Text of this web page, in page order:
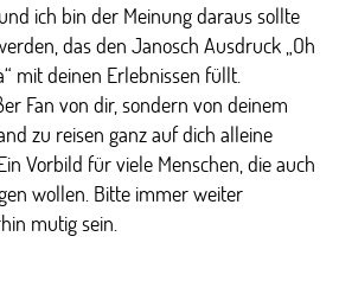
ich bin der Meinung daraus sollte
das den Janosch Ausdruck „Oh
mit deinen Erlebnissen füllt.
Fan von dir, sondern von deinem
zu reisen ganz auf dich alleine
Vorbild für viele Menschen, die auch
wollen. Bitte immer weiter
mutig sein.